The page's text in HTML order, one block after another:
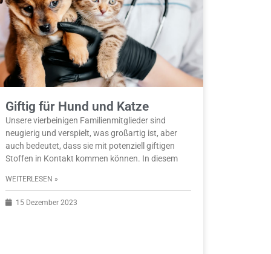
Giftig für Hund und Katze
Unsere vierbeinigen Familienmitglieder sind
neugierig und verspielt, was großartig ist, aber
auch bedeutet, dass sie mit potenziell giftigen
Stoffen in Kontakt kommen können. In diesem
WEITERLESEN »
15 Dezember 2023